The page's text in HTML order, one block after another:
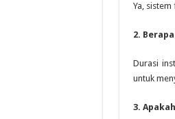
Ya,
2.
Durasi
untuk
3.